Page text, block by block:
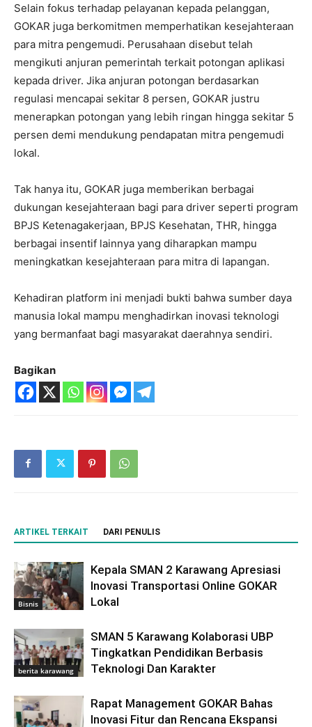
Selain fokus terhadap pelayanan kepada pelanggan,
GOKAR juga berkomitmen memperhatikan kesejahteraan
para mitra pengemudi. Perusahaan disebut telah
mengikuti anjuran pemerintah terkait potongan aplikasi
kepada driver. Jika anjuran potongan berdasarkan
regulasi mencapai sekitar 8 persen, GOKAR justru
menerapkan potongan yang lebih ringan hingga sekitar 5
persen demi mendukung pendapatan mitra pengemudi
lokal.
Tak hanya itu, GOKAR juga memberikan berbagai
dukungan kesejahteraan bagi para driver seperti program
BPJS Ketenagakerjaan, BPJS Kesehatan, THR, hingga
berbagai insentif lainnya yang diharapkan mampu
meningkatkan kesejahteraan para mitra di lapangan.
Kehadiran platform ini menjadi bukti bahwa sumber daya
manusia lokal mampu menghadirkan inovasi teknologi
yang bermanfaat bagi masyarakat daerahnya sendiri.
Bagikan
ARTIKEL TERKAIT DARI PENULIS
Bisnis
Kepala SMAN 2 Karawang Apresiasi
Inovasi Transportasi Online GOKAR
Lokal
berita karawang
SMAN 5 Karawang Kolaborasi UBP
Tingkatkan Pendidikan Berbasis
Teknologi Dan Karakter
Rapat Management GOKAR Bahas
Inovasi Fitur dan Rencana Ekspansi